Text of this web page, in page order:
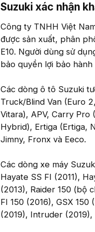
Suzuki xác nhận
Công ty TNHH Việt
được sản xuất, phân
E10. Người dùng sử
bảo quyền lợi bảo hành
Các dòng ô tô Suzuki
Truck/Blind Van (Euro
Vitara), APV, Carry
Hybrid), Ertiga (Ertiga,
Jimny, Fronx và Eeco.
Các dòng xe máy
Hayate SS FI (2011),
(2013), Raider 150 (bộ
FI 150 (2016), GSX 150
(2019), Intruder